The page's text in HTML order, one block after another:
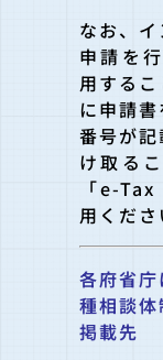
なお、
申請を
用する
に申請
番号が
け取る
「e-
用くださ
各府省
種相談
掲載先